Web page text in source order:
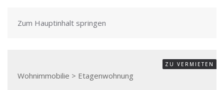
Zum Hauptinhalt springen
Wohnimmobilie > Etagenwohnung
ZU VERMIETEN